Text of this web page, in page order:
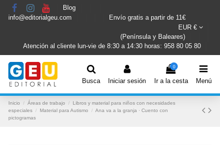
Blog
info@editorialgeu.com
Envío gratis a partir de 11€
EUR €
(Península y Baleares)
Atención al cliente lun-vie de 8:30 a 14:30 horas: 958 80 05 80
Busca Iniciar sesión
0
Ir a la cesta Menú
Inicio Áreas de trabajo
Libros y material para niños con necesidades
especiales
Material para Autismo
Ana va a la granja · Cuento con
pictogramas